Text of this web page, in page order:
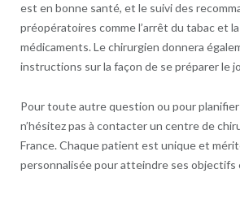
est en bonne santé, et le suivi des
préopératoires comme l’arrêt du tabac et
médicaments. Le chirurgien donnera
instructions sur la façon de se préparer le
Pour toute autre question ou pour
n’hésitez pas à contacter un centre de
France. Chaque patient est unique et
personnalisée pour atteindre ses objectifs